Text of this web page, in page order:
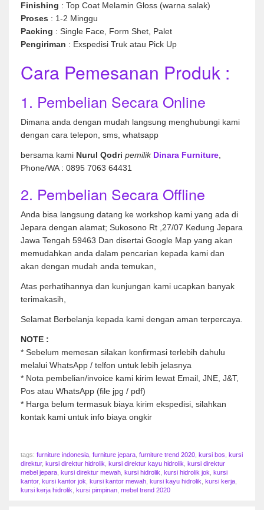
Finishing : Top Coat Melamin Gloss (warna salak)
Proses : 1-2 Minggu
Packing : Single Face, Form Shet, Palet
Pengiriman : Exspedisi Truk atau Pick Up
Cara Pemesanan Produk :
1. Pembelian Secara Online
Dimana anda dengan mudah langsung menghubungi kami
dengan cara telepon, sms, whatsapp
bersama kami Nurul Qodri pemilikDinara Furniture
Phone/WA : 0895 7063 64431
2. Pembelian Secara Offline
Anda bisa langsung datang ke workshop kami yang ada di
Jepara dengan alamat; Sukosono Rt ,27/07 Kedung Jepara
Jawa Tengah 59463 Dan disertai Google Map yang akan
memudahkan anda dalam pencarian kepada kami dan
akan dengan mudah anda temukan,
Atas perhatihannya dan kunjungan kami ucapkan banyak
terimakasih,
Selamat Berbelanja kepada kami dengan aman terpercaya.
NOTE :
* Sebelum memesan silakan konfirmasi terlebih dahulu
melalui WhatsApp / telfon untuk lebih jelasnya
* Nota pembelian/invoice kami kirim lewat Email, JNE, J&T,
Pos atau WhatsApp (file jpg / pdf)
* Harga belum termasuk biaya kirim ekspedisi, silahkan
kontak kami untuk info biaya ongkir
tags: furniture indonesia furniture jepara furniture trend 2020 kursi bos kursi
direktur, kursi direktur hidrolik kursi direktur kayu hidrolik kursi direktur
mebel jepara kursi direktur mewah kursi hidrolik kursi hidrolik jok kursi
kantor, kursi kantor jok kursi kantor mewah kursi kayu hidrolik kursi kerja
kursi kerja hidrolik kursi pimpinan mebel trend 2020